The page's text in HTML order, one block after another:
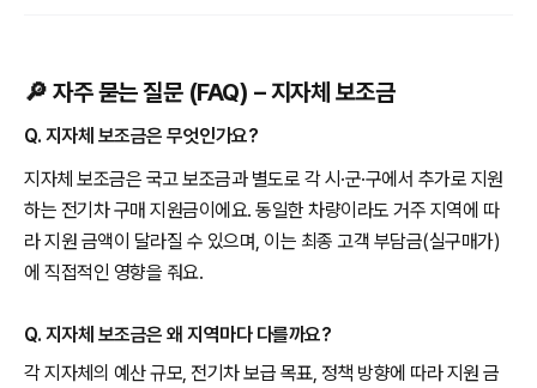
🔎 자주 묻는 질문 (FAQ) – 지자체 보조금
Q. 지자체 보조금은 무엇인가요?
지자체 보조금은 국고 보조금과 별도로 각 시·군·구에서 추가로 지원
하는 전기차 구매 지원금이에요. 동일한 차량이라도 거주 지역에 따
라 지원 금액이 달라질 수 있으며, 이는 최종 고객 부담금(실구매가)
에 직접적인 영향을 줘요.
Q. 지자체 보조금은 왜 지역마다 다를까요?
각 지자체의 예산 규모, 전기차 보급 목표, 정책 방향에 따라 지원 금